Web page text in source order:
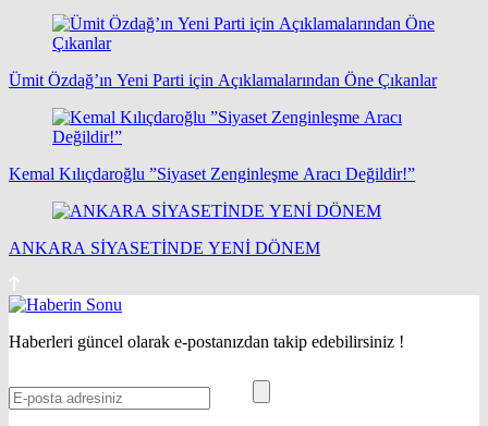
Ümit Özdağ’ın Yeni Parti için Açıklamalarından Öne Çıkanlar
Kemal Kılıçdaroğlu ”Siyaset Zenginleşme Aracı Değildir!”
ANKARA SİYASETİNDE YENİ DÖNEM
Haberleri güncel olarak e-postanızdan takip edebilirsiniz !